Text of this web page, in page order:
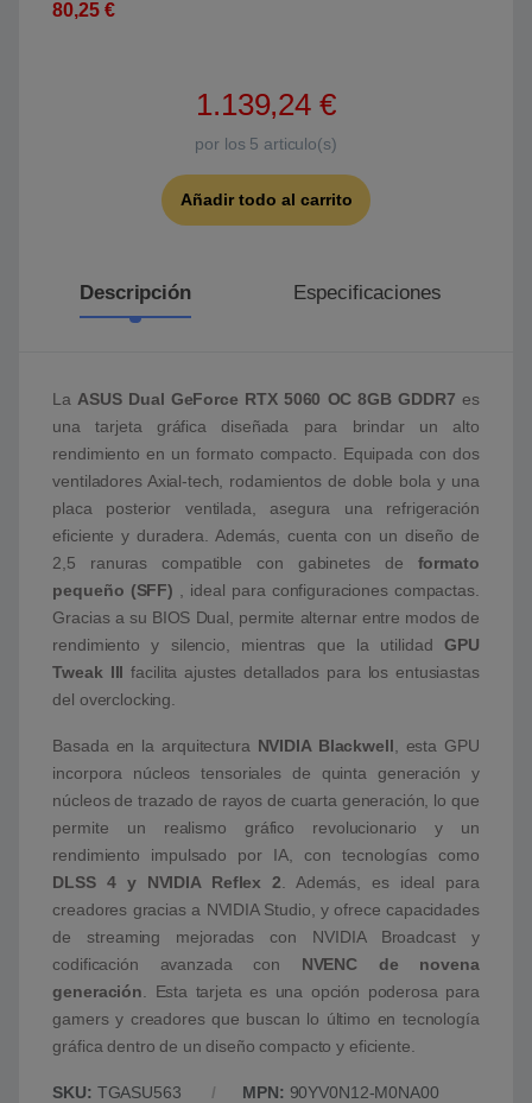
80,25 €
1.139,24 €
por los 5 articulo(s)
Añadir todo al carrito
Descripción Especificaciones
La ASUS Dual GeForce RTX 5060 OC 8GB GDDR7 es
una tarjeta gráfica diseñada para brindar un alto
rendimiento en un formato compacto. Equipada con dos
ventiladores Axial-tech, rodamientos de doble bola y una
placa posterior ventilada, asegura una refrigeración
eficiente y duradera. Además, cuenta con un diseño de
2,5 ranuras compatible con gabinetes de formato
pequeño (SFF)
, ideal para configuraciones compactas.
Gracias a su BIOS Dual, permite alternar entre modos de
rendimiento y silencio, mientras que la utilidadGPU
Tweak III facilita ajustes detallados para los entusiastas
del overclocking.
Basada en la arquitectura NVIDIA Blackwell , esta GPU
incorpora núcleos tensoriales de quinta generación y
núcleos de trazado de rayos de cuarta generación, lo que
permite un realismo gráfico revolucionario y un
rendimiento impulsado por IA, con tecnologías como
DLSS 4 y NVIDIA Reflex 2 . Además, es ideal para
creadores gracias a NVIDIA Studio, y ofrece capacidades
de streaming mejoradas con NVIDIA Broadcast y
codificación avanzada con NVENC de novena
generación . Esta tarjeta es una opción poderosa para
gamers y creadores que buscan lo último en tecnología
gráfica dentro de un diseño compacto y eficiente.
SKU: TGASU563 MPN: 90YV0N12-M0NA00